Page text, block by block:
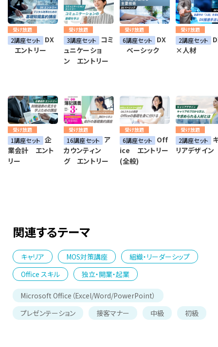
受け放題
2講座セット DX
エントリー
受け放題
3講座セット コミ
ュニケーショ
ン エントリー
受け放題
6講座セット DX
ベーシック
受け放題
2講座セット
×人材
受け放題
1講座セット 企
業会計 エント
リー
受け放題
16講座セット ア
カウンティン
グ エントリー
受け放題
6講座セット Off
ice エントリー
(全般)
受け放題
2講座セット
リアデザイン
関連するテーマ
キャリア MOS対策講座
組織・リーダーシップ
Office スキル
独立・開業・起業
Microsoft Office（Excel/Word/PowerPoint）
プレゼンテーション
接客マナー 中級 初級